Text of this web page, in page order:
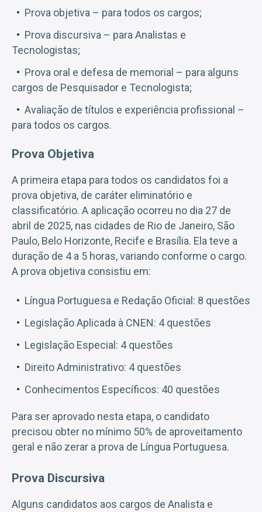
Prova objetiva – para todos os cargos;
Prova discursiva – para Analistas e
Tecnologistas;
Prova oral e defesa de memorial – para alguns
cargos de Pesquisador e Tecnologista;
Avaliação de títulos e experiência profissional –
para todos os cargos.
Prova Objetiva
A primeira etapa para todos os candidatos foi a
prova objetiva, de caráter eliminatório e
classificatório. A aplicação ocorreu no dia 27 de
abril de 2025, nas cidades de Rio de Janeiro, São
Paulo, Belo Horizonte, Recife e Brasília. Ela teve a
duração de 4 a 5 horas, variando conforme o cargo.
A prova objetiva consistiu em:
Língua Portuguesa e Redação Oficial: 8 questões
Legislação Aplicada à CNEN: 4 questões
Legislação Especial: 4 questões
Direito Administrativo: 4 questões
Conhecimentos Específicos: 40 questões
Para ser aprovado nesta etapa, o candidato
precisou obter no mínimo 50% de aproveitamento
geral e não zerar a prova de Língua Portuguesa.
Prova Discursiva
Alguns candidatos aos cargos de Analista e